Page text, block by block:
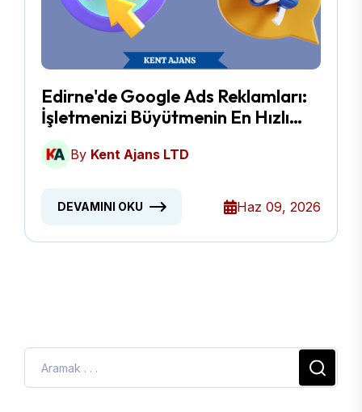
Edirne'de Google Ads Reklamları:
İşletmenizi Büyütmenin En Hızlı
Yolu
By Kent Ajans LTD
DEVAMINI OKU Haz 09, 2026